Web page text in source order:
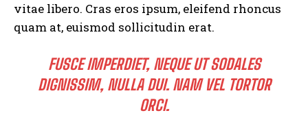
vitae libero. Cras eros ipsum, eleifend rhoncus
quam at, euismod sollicitudin erat.
FUSCE IMPERDIET, NEQUE UT SODALES
DIGNISSIM, NULLA DUI. NAM VEL TORTOR
ORCI.